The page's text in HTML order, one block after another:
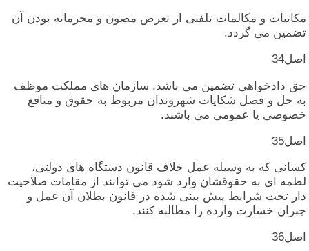
مکاتبات‏ و مکالمات‏ تلفنی‏ از تعرض‏ مصون‏ و محرمانه‏ بودن‏ آن‏
تضمین‏ می‏ گردد.
اصل‏34
حق‏ دادخواهی‏ تضمین‏ می‏ باشد. سازمان‏ های‏ مملکت‏ موظف‏
به‏ حل‏ و فصل‏ شکایات‏ شهروندان‏ مربوط به‏ حقوق‏ و منافع
خصوصی‏ یا عمومی‏ می‏ باشند.
اصل‏35
کسانی‏ که‏ به‏ وسیله‏ عمل‏ خلاف‏ قانون‏ دستگاه‏ های‏ دولتی‏،
لطمه‏ ای‏ به‏ حقوقشان‏ وارد شود می‏ توانند از مقامات‏ صلاحیت‏
دار تحت‏ شرایط پیش‏ بینی‏ شده‏ در قانون‏ بطلان‏ آن‏ عمل‏ و
جبران‏ خسارت‏ وارده‏ را مطالبه‏ کنند.
اصل‏36